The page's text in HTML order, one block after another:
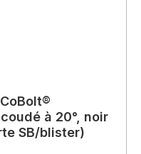
à 20°, noir
SB/blister)